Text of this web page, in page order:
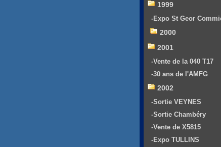
1999
-Expo St Geor
2000
2001
-Vente de la 040 T17
-30 ans de l'AMFG
2002
-Sortie VEYNES
-Sortie Chambéry
-Vente de X5815
-Expo TULLINS